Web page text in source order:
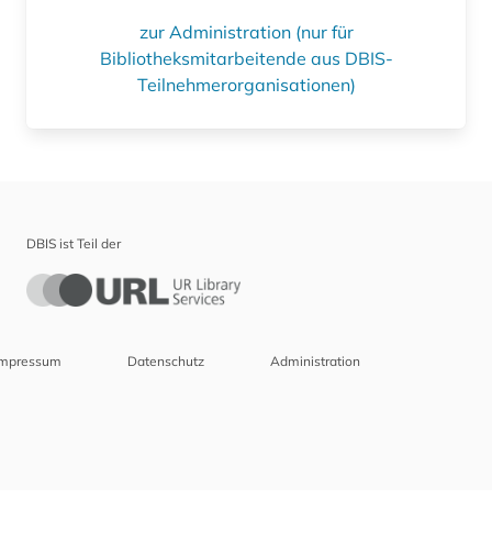
zur Administration (nur für
Bibliotheksmitarbeitende aus DBIS-
Teilnehmerorganisationen)
DBIS ist Teil der
Datenschutz Administration